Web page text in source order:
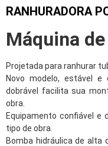
RANHURADORA
Máquina
Projetada para ranhurar
Novo modelo, estável
dobrável facilita sua
obra.
Equipamento confiável e
tipo de obra.
Bomba hidráulica de alta